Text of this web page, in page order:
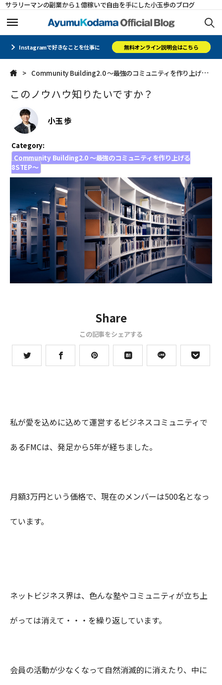
サラリーマンの副業から１億稼いで自由を手にした小玉歩のブログ
ホーム
メルマガ
コミュニティ
オフィシャルサイト
会社概要
CLOSE
ホーム
メルマガ
コミュニティ
オフィシャルサイト
会社概要
CLOSE
Instagramで好きなことを仕事に 無料オンライン説明会はこちら
Community Building2.0 〜最強のコミュニティを作り上げる8STEP〜
このノウハウ知りたいですか？
小玉 歩
Category:
Community Building2.0 〜最強のコミュニティを作り上げる
8STEP〜
Share
この記事をシェアする
私が愛を込めに込めて運営するビジネスコミュニティで
あるFMCは、発足から5年が経ちました。
月額3万円という価格で、現在のメンバーは500名となっ
ています。
ネットビジネス界は、色んな塾やコミュニティが立ち上
がっては消えて・・・を繰り返しています。
会員の活動が少なくなって自然消滅的に消えたり、中に